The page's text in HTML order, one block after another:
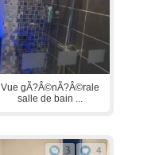
Vue gÃ?Â©nÃ?Â©rale
salle de bain ...
3 4